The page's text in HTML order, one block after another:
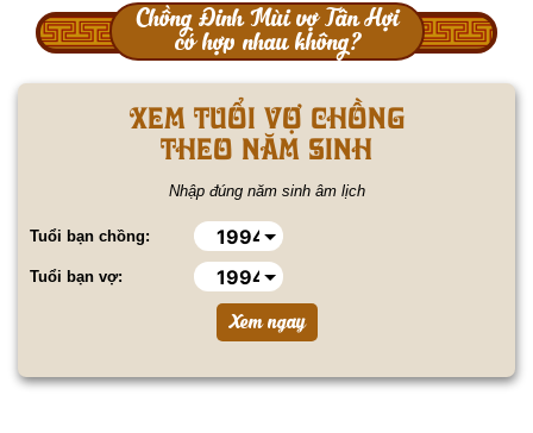
Chồng Đinh Mùi vợ Tân Hợi
có hợp nhau không?
Xem tuổi vợ chồng
theo năm sinh
Nhập đúng năm sinh âm lịch
Tuổi bạn chồng:
Tuổi bạn vợ: